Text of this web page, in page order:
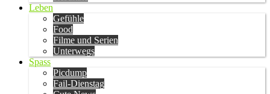
Leben
Gefühle
Food
Filme und Serien
Unterwegs
Spass
Picdump
Fail-Dienstag